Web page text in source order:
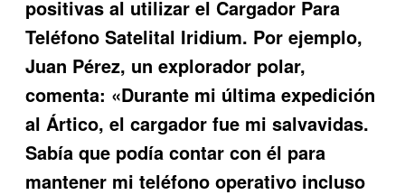
positivas al utilizar el Cargador Para
Teléfono Satelital Iridium. Por ejemplo,
Juan Pérez, un explorador polar,
comenta: «Durante mi última expedición
al Ártico, el cargador fue mi salvavidas.
Sabía que podía contar con él para
mantener mi teléfono operativo incluso